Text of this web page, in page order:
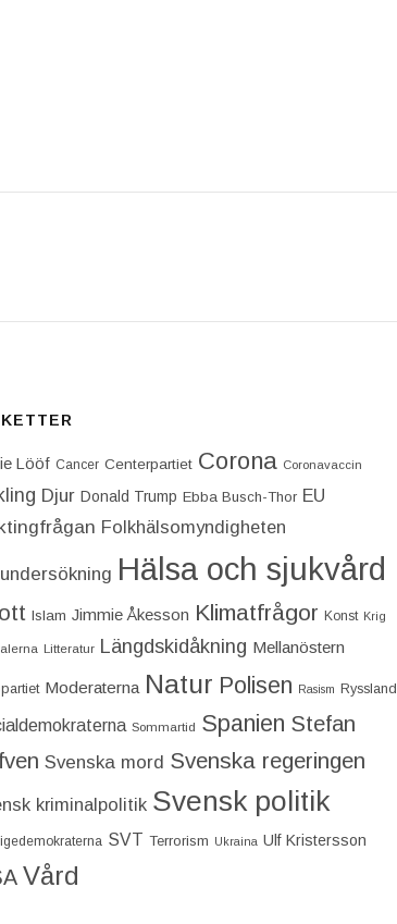
Lööf Cancer Centerpartiet‎ Corona Coronavaccin
Djur Donald Trump Ebba Busch-Thor EU
Folkhälsomyndigheten
Hälsa och sjukvård
Islam Jimmie Åkesson Klimatfrågor Konst Krig
Litteratur Längdskidåkning Mellanöstern
Moderaterna Natur Polisen Rasism Ryssland
Sommartid Spanien Stefan
Svenska mord Svenska regeringen
kriminalpolitik Svensk politik
SVT Terrorism Ukraina Ulf Kristersson
Vård